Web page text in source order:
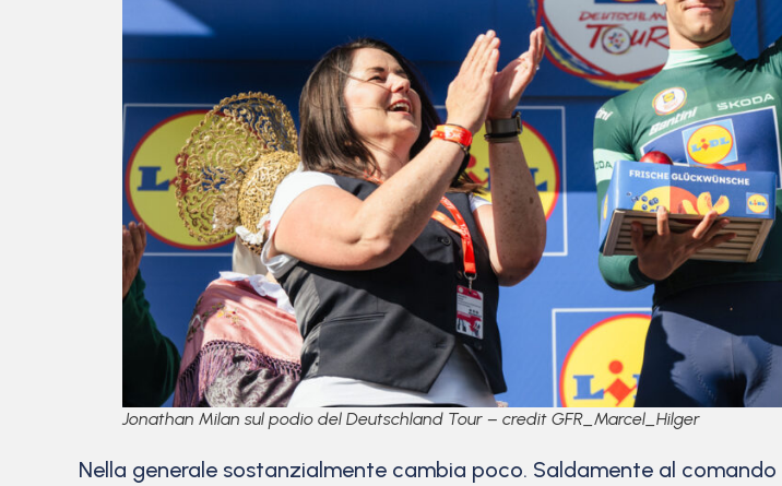
Jonathan Milan sul podio del Deutschland Tour – credit GFR_Marcel_Hilger
Nella generale sostanzialmente cambia poco. Saldamente al comando